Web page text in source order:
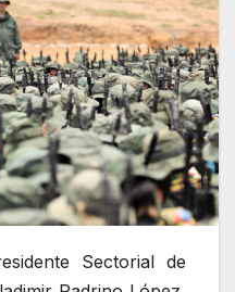
Sectorial de